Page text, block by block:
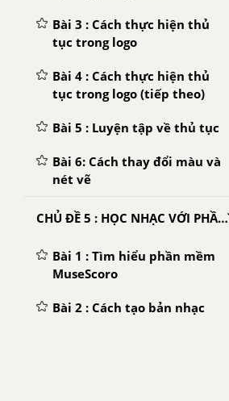
Bài 3 : Cách thực hiện thủ
tục trong logo
Bài 4 : Cách thực hiện thủ
tục trong logo (tiếp theo)
Bài 5 : Luyện tập về thủ tục
Bài 6: Cách thay đổi màu và
nét vẽ
CHỦ ĐỀ 5 : HỌC NHẠC VỚI PHẦN MỀM MUSESCORE
Bài 1 : Tìm hiểu phần mềm
MuseScoro
Bài 2 : Cách tạo bản nhạc